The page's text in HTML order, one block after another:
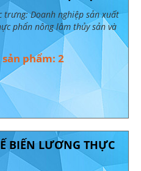
trưng: Doanh nghiệp sản xuất
phẩn nông lâm thủy sản và
sản phẩm: 2
BIẾN LƯƠNG THỰC